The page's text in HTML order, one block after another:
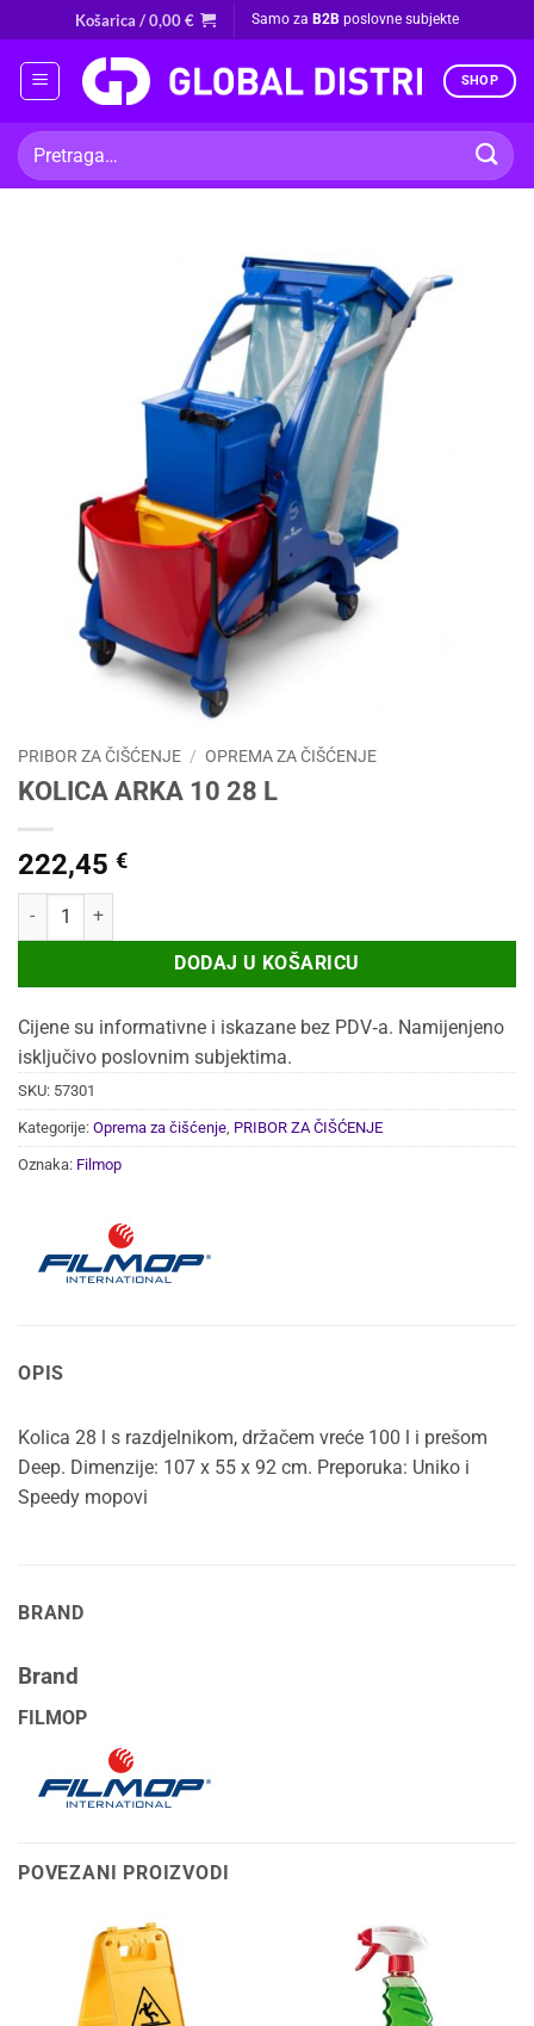
to
content
Košarica /0,00€ Samo za B2B poslovne subjekte
SHOP
Pretraži:
PRIBOR ZA ČIŠĆENJE / OPREMA ZA ČIŠĆENJE
KOLICA ARKA 10 28 L
222,45 €
KOLICA ARKA 10 28 L količina
DODAJ U KOŠARICU
Cijene su informativne i iskazane bez PDV‑a. Namijenjeno
isključivo poslovnim subjektima.
SKU: 57301
Kategorije: Oprema za čišćenje PRIBOR ZA ČIŠĆENJE
Oznaka: Filmop
OPIS
Kolica 28 l s razdjelnikom, držačem vreće 100 l i prešom
Deep. Dimenzije: 107 x 55 x 92 cm. Preporuka: Uniko i
Speedy mopovi
BRAND
Brand
FILMOP
POVEZANI PROIZVODI